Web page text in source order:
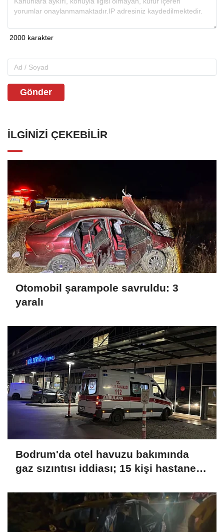
Gönder
İLGINIZI ÇEKEBILIR
Otomobil şarampole savruldu: 3
yaralı
Bodrum'da otel havuzu bakımında
gaz sızıntısı iddiası; 15 kişi hastaneye